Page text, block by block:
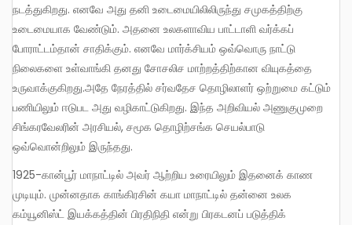
நடத்துகிறது. எனவே அது தனி உடைமையிலிலிருந்து சமுகத்திற்கு
உடைமையாக வேண்டும். அதனை உலகளாவிய பாட்டாளி வர்க்கப்
போராட்டம்தான் சாதிக்கும். எனவே மார்க்சியம் ஒவ்வொரு நாட்டு
நிலைகளை உள்வாங்கி தனது சோசலிச மாற்றத்திற்கான வியுகத்தை
உருவாக்குகிறது.அதே நேரத்தில் சர்வதேச தொழிலாளர் ஒற்றுமை கட்டும்
பணியிலும் ஈடுபட அது வழிகாட்டுகிறது. இந்த அறிவியல் அணுகுமுறை
சிங்கரவேலரின் அரசியல், சமூக தொழிற்சங்க செயல்பாடு
ஒவ்வொன்றிலும் இருந்தது.
1925-கான்பூர் மாநாட்டில் அவர் ஆற்றிய உரையிலும் இதனைக் காண
முடியும். முன்னதாக காங்கிரசின் கயா மாநாட்டில் தன்னை உலக
கம்யூனிஸ்ட் இயக்கத்தின் பிரதிநிதி என்று பிரகடனப் படுத்திக்